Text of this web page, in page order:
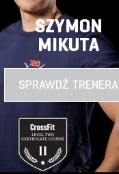
SZYMON
MIKUTA
SPRAWDŹ TRENERA